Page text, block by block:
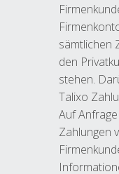
sämtlichen
den
stehen.
Talixo
Auf
Zahlungen